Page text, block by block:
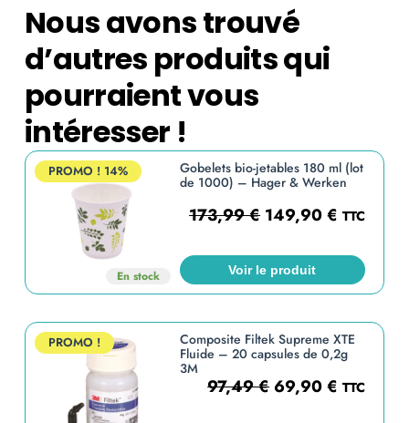
Nous avons trouvé
d’autres produits qui
pourraient vous
intéresser !
PROMO ! 14%
En stock
Gobelets bio-jetables 180 ml (lot
de 1000) – Hager & Werken
173,99€ 149,90€ TTC
Voir le produit
PROMO !
Composite Filtek Supreme XTE
Fluide – 20 capsules de 0,2g
3M
97,49€ 69,90€ TTC